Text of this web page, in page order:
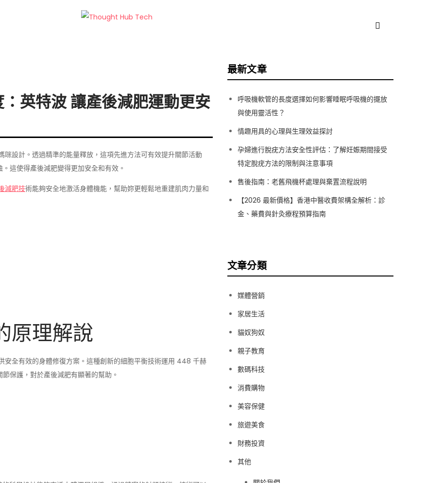
英特波 讓產後減肥運動更安
咪設計。透過精準的能量釋放，這項先進方法可有效提升關節活動
這使得產後減肥變得更加安全和有效。
減肥技術能夠安全地激活身體機能，幫助妳更輕鬆地重建肌肉力量和
原理解說
安全有效的身體修復方案。這種創新的細胞平衡技術運用 448 千赫
保護，對於產後減肥有顯著的幫助。
最新文章
呼吸機軟管的長度選擇如何影響睡眠呼吸機的擺放
與使用靈活性？
情趣用具的心理與生理效益探討
孕婦進行脫疣方法安全性評估：了解妊娠期間接受
特定脫疣方法的限制與注意事項
售後指南：老舊飛機杯處理與棄置流程說明
【2026 最新價格】香港中醫收費架構全解析：診
金、藥費與針灸療程預算指南
文章分類
媒體營銷
家居生活
貓奴狗奴
親子教育
數碼科技
消費購物
美容保健
旅遊美食
財務投資
其他